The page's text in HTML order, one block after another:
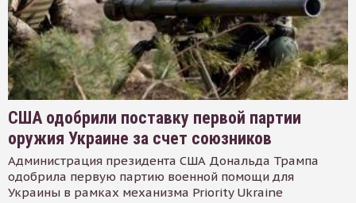
США одобрили поставку первой партии
оружия Украине за счет союзников
Администрация президента США Дональда Трампа
одобрила первую партию военной помощи для
Украины в рамках механизма Priority Ukraine